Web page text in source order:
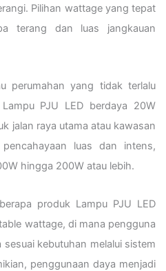
Pilihan wattage yang tepat
terang dan luas jangkauan
perumahan yang tidak terlalu
PJU LED berdaya 20W
jalan raya utama atau kawasan
luas dan intens,
hingga 200W atau lebih.
produk Lampu PJU LED
wattage, di mana pengguna
kebutuhan melalui sistem
penggunaan daya menjadi